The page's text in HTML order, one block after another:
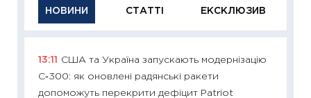
НОВИНИ СТАТТІ ЕКСКЛЮЗИВ
13:11
США та Україна запускають модернізацію
С‑300: як оновлені радянські ракети
допоможуть перекрити дефіцит Patriot